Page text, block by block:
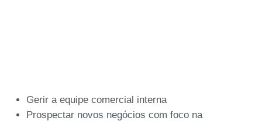
Gerir a equipe comercial interna
Prospectar novos negócios com foco na